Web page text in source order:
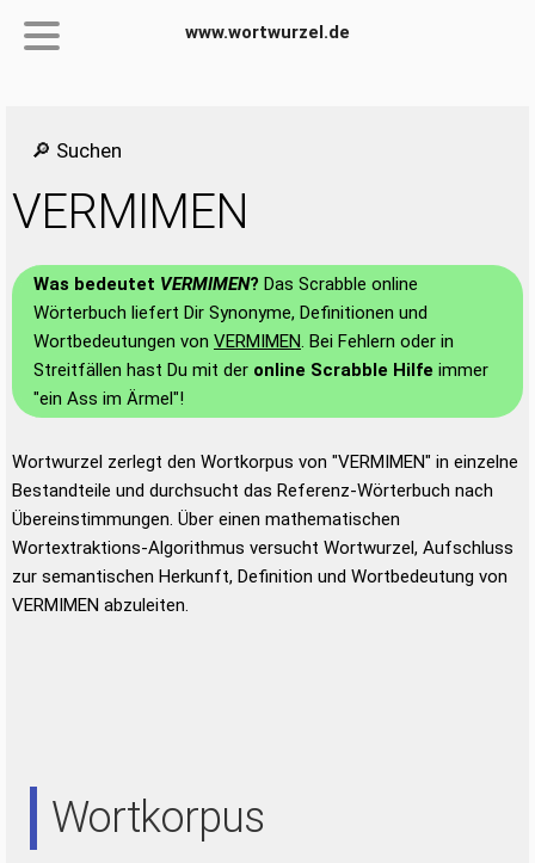
www.wortwurzel.de
🔎 Suchen
VERMIMEN
Was bedeutet VERMIMEN? Das Scrabble online
Wörterbuch liefert Dir Synonyme, Definitionen und
Wortbedeutungen von VERMIMEN. Bei Fehlern oder in
Streitfällen hast Du mit der online Scrabble Hilfe immer
"ein Ass im Ärmel"!
Wortwurzel zerlegt den Wortkorpus von "VERMIMEN" in einzelne
Bestandteile und durchsucht das Referenz-Wörterbuch nach
Übereinstimmungen. Über einen mathematischen
Wortextraktions-Algorithmus versucht Wortwurzel, Aufschluss
zur semantischen Herkunft, Definition und Wortbedeutung von
VERMIMEN abzuleiten.
Wortkorpus